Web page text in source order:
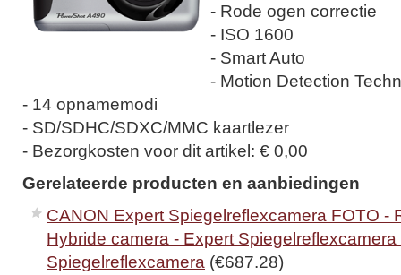
- Rode ogen correctie
- ISO 1600
- Smart Auto
- Motion Detection
- 14 opnamemodi
- SD/SDHC/SDXC/MMC kaartlezer
- Bezorgkosten voor dit artikel: € 0,00
Gerelateerde producten en aanbiedingen
CANON Expert Spiegelreflexcamera FOTO -
Hybride camera - Expert Spiegelreflexcamera
Spiegelreflexcamera (€687.28)